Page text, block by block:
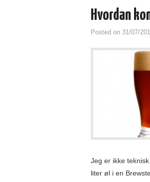
Hvordan
Posted on 31/07/
Jeg er ikke
liter øl i en